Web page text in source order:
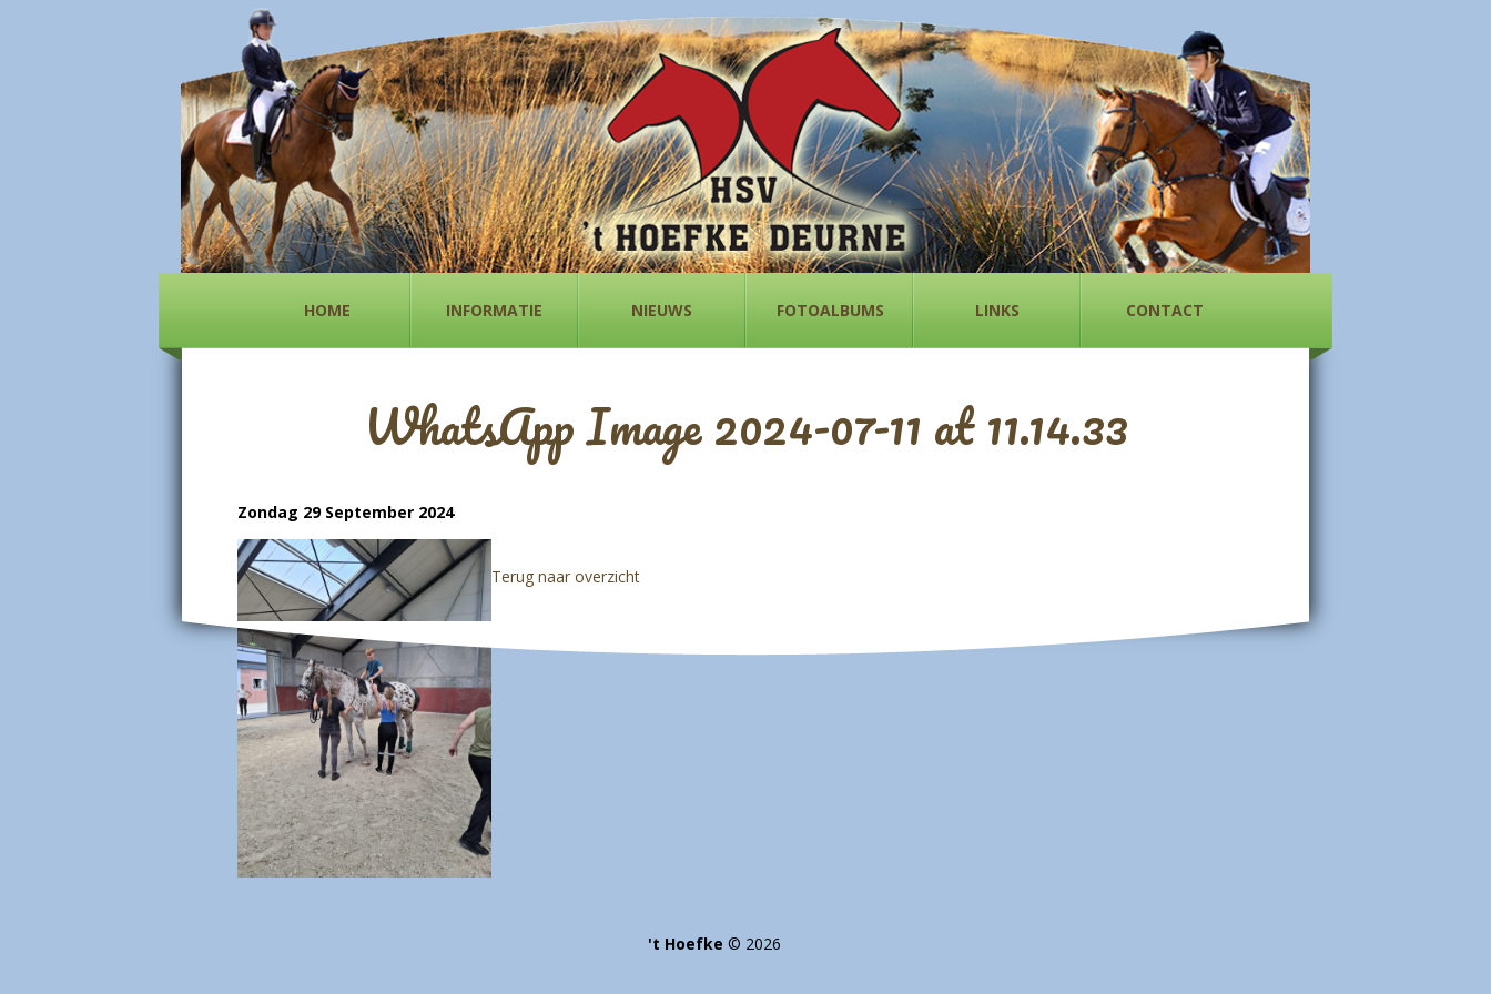
HOME INFORMATIE NIEUWS FOTOALBUMS LINKS CONTACT
WhatsApp Image 2024-07-11 at 11.14.33
Zondag 29 September 2024
Terug naar overzicht
't Hoefke © 2026